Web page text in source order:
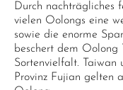
Durch nachträgliches
vielen Oolongs eine
sowie die enorme
beschert dem Oolong
Sortenvielfalt. Taiwan
Provinz Fujian gelten